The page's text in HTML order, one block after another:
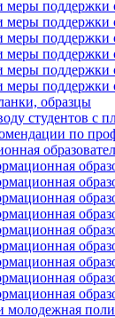
меры
меры
меры
меры
меры
меры
образцы
студентов с
по
молодежная